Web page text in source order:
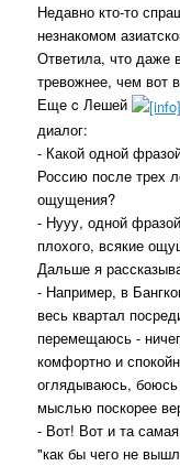
Недавно кто-то
незнакомом
Ответила, что даже
тревожнее, чем вот
Еще c Лешей
диалог:
- Какой одной
Россию после трех
ощущения?
- Нууу, одной
плохого, всякие
Дальше я
- Например, в
весь квартал
перемещаюсь -
комфортно и
оглядываюсь,
мыслью поскорее
- Вот! Вот и та
"как бы чего не